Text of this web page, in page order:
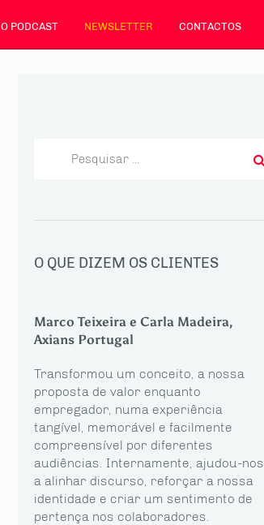
O PODCAST NEWSLETTER CONTACTOS
O QUE DIZEM OS CLIENTES
Marco Teixeira e Carla Madeira,
Axians Portugal
Transformou um conceito, a nossa
proposta de valor enquanto
empregador, numa experiência
tangível, memorável e facilmente
compreensível por diferentes
audiências. Internamente, ajudou-nos
a alinhar discurso, reforçar a nossa
identidade e criar um sentimento de
pertença nos colaboradores.